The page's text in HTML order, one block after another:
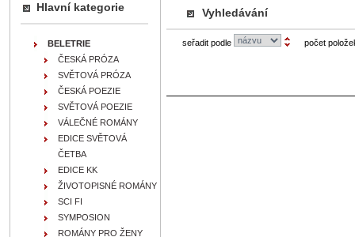
Vyhledávání
seřadit podle počet
Hlavní kategorie
BELETRIE
ČESKÁ PRÓZA
SVĚTOVÁ PRÓZA
ČESKÁ POEZIE
SVĚTOVÁ POEZIE
VÁLEČNÉ ROMÁNY
EDICE SVĚTOVÁ
ČETBA
EDICE KK
ŽIVOTOPISNÉ ROMÁNY
SCI FI
SYMPOSION
ROMÁNY PRO ŽENY